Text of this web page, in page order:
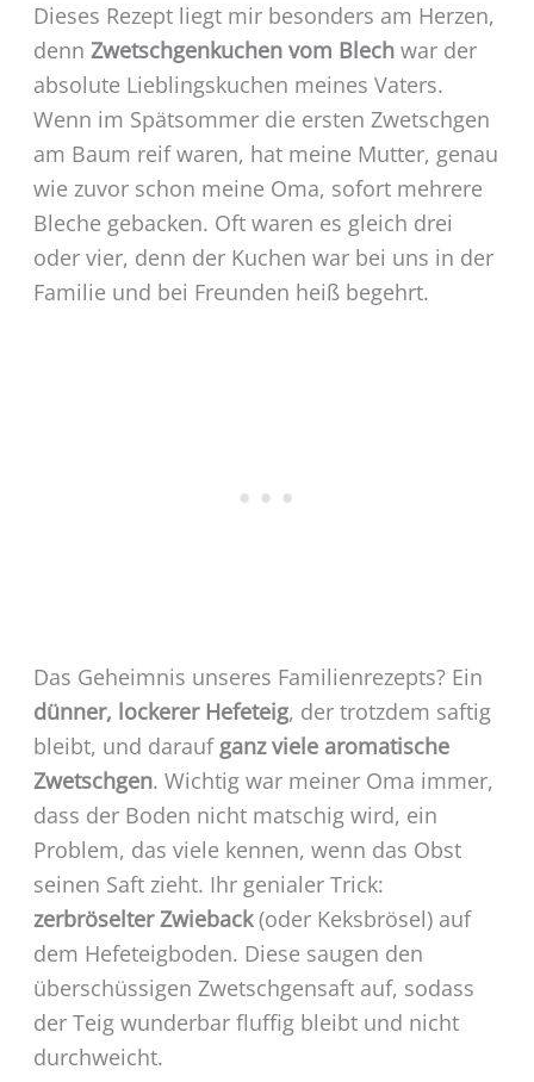
Dieses Rezept liegt mir besonders am Herzen,
denn Zwetschgenkuchen vom Blechwar der
absolute Lieblingskuchen meines Vaters.
Wenn im Spätsommer die ersten Zwetschgen
am Baum reif waren, hat meine Mutter, genau
wie zuvor schon meine Oma, sofort mehrere
Bleche gebacken. Oft waren es gleich drei
oder vier, denn der Kuchen war bei uns in der
Familie und bei Freunden heiß begehrt.
Das Geheimnis unseres Familienrezepts? Ein
dünner, lockerer Hefeteig, der trotzdem saftig
bleibt, und darauf ganz viele aromatische
Zwetschgen. Wichtig war meiner Oma immer,
dass der Boden nicht matschig wird, ein
Problem, das viele kennen, wenn das Obst
seinen Saft zieht. Ihr genialer Trick:
zerbröselter Zwieback(oder Keksbrösel) auf
dem Hefeteigboden. Diese saugen den
überschüssigen Zwetschgensaft auf, sodass
der Teig wunderbar fluffig bleibt und nicht
durchweicht.